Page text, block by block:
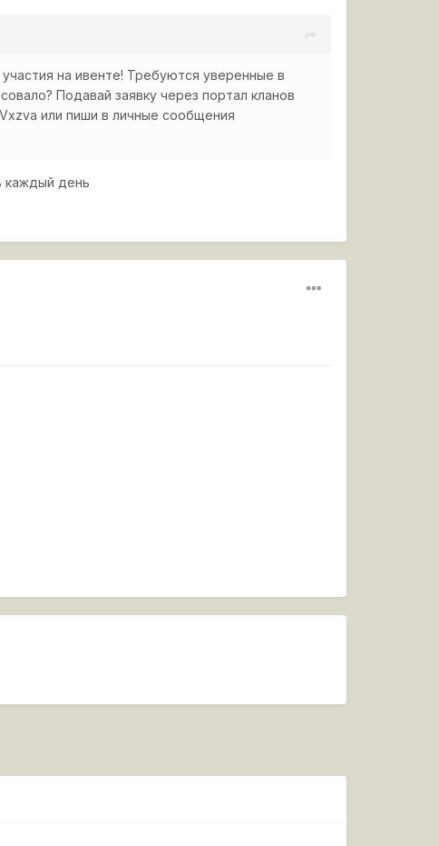
на ивенте! Требуются уверенные в
Подавай заявку через портал кланов
или пиши в личные сообщения
каждый день